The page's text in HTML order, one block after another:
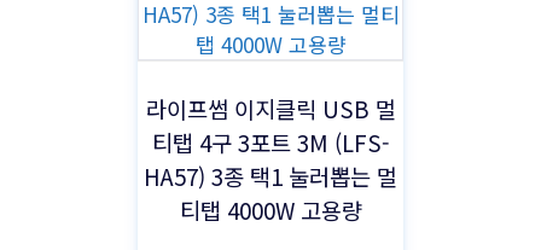
라이프썸 이지클릭 USB 멀
티탭 4구 3포트 3M (LFS-
HA57) 3종 택1 눌러뽑는 멀
티탭 4000W 고용량